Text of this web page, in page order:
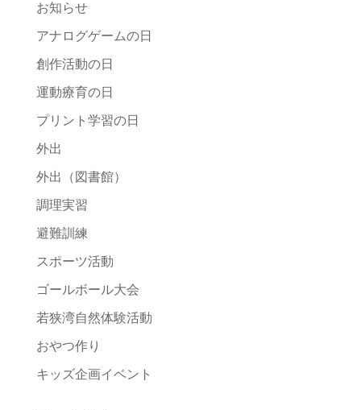
お知らせ
アナログゲームの日
創作活動の日
運動療育の日
プリント学習の日
外出
外出（図書館）
調理実習
避難訓練
スポーツ活動
ゴールボール大会
若狭湾自然体験活動
おやつ作り
キッズ企画イベント